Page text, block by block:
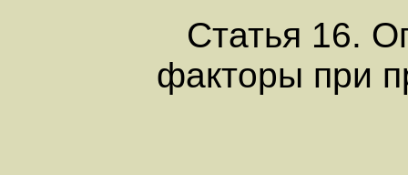
Статья 16.
факторы при